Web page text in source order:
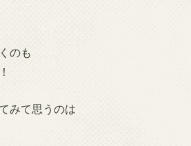
のも
みて思うのは